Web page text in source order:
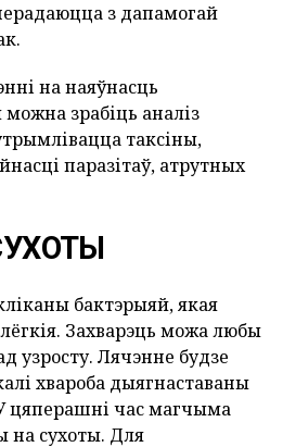
з дапамогай
на наяўнасць
зрабіць аналіз
таксіны,
паразітаў, атрутных
бактэрыяй, якая
Захварэць можа любы
узросту. Лячэнне будзе
хвароба дыягнаставаны
цяперашні час магчыма
на сухоты. Для